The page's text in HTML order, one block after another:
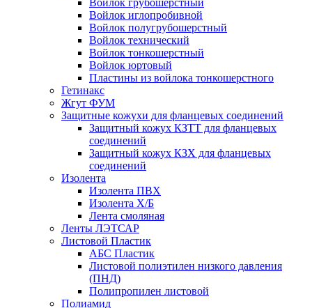
Войлок грубошерстный
Войлок иглопробивной
Войлок полугрубошерстный
Войлок технический
Войлок тонкошерстный
Войлок юртовый
Пластины из войлока тонкошерстного
Гетинакс
Жгут ФУМ
Защитные кожухи для фланцевых соединений
Защитный кожух КЗТТ для фланцевых
соединений
Защитный кожух КЗХ для фланцевых
соединений
Изолента
Изолента ПВХ
Изолента Х/Б
Лента смоляная
Ленты ЛЭТСАР
Листовой Пластик
АБС Пластик
Листовой полиэтилен низкого давления
(ПНД)
Полипропилен листовой
Полиамид